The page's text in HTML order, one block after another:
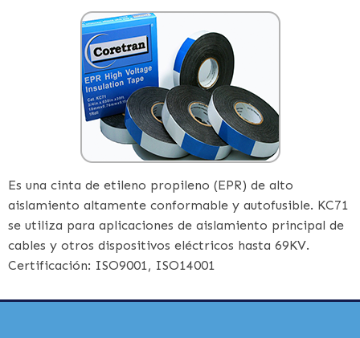
Es una cinta de etileno propileno (EPR) de alto
aislamiento altamente conformable y autofusible. KC71
se utiliza para aplicaciones de aislamiento principal de
cables y otros dispositivos eléctricos hasta 69KV.
Certificación: ISO9001, ISO14001